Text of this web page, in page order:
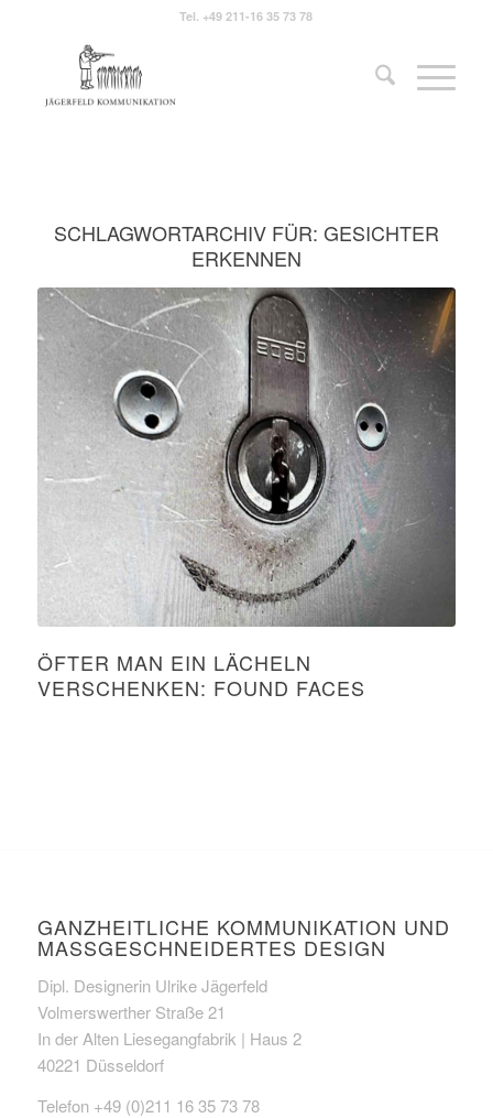
Tel. +49 211-16 35 73 78
SCHLAGWORTARCHIV FÜR: GESICHTER
ERKENNEN
ÖFTER MAN EIN LÄCHELN
VERSCHENKEN: FOUND FACES
GANZHEITLICHE KOMMUNIKATION UND
MASSGESCHNEIDERTES DESIGN
Dipl. Designerin Ulrike Jägerfeld
Volmerswerther Straße 21
In der Alten Liesegangfabrik | Haus 2
40221 Düsseldorf
Telefon +49 (0)211 16 35 73 78